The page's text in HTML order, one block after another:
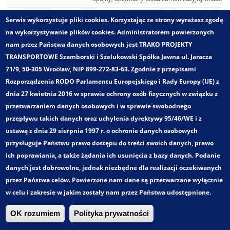
Trako. Wszystkie prawa zastrzeżone!
Serwis wykorzystuje pliki cookies. Korzystając ze strony wyrażasz zgodę
na wykorzystywanie plików cookies. Administratorem powierzonych
nam przez Państwa danych osobowych jest TRAKO PROJEKTY
TRANSPORTOWE Szamborski i Szelukowski Spółka Jawna ul. Jaracza
71/9, 50-305 Wrocław, NIP 899-272-83-63. Zgodnie z przepisami
Rozporządzenia RODO Parlamentu Europejskiego i Rady Europy (UE) z
dnia 27 kwietnia 2016 w sprawie ochrony osób fizycznych w związku z
przetwarzaniem danych osobowych i w sprawie swobodnego
przepływu takich danych oraz uchylenia dyrektywy 95/46/WE i z
ustawą z dnia 29 sierpnia 1997 r. o ochronie danych osobowych
przysługuje Państwu prawo dostępu do treści swoich danych, prawo
ich poprawiania, a także żądania ich usunięcia z bazy danych. Podanie
danych jest dobrowolne, jednak niezbędne dla realizacji oczekiwanych
przez Państwa celów. Powierzone nam dane są przetwarzane wyłącznie
w celu i zakresie w jakim zostały nam przez Państwa udostępnione.
OK rozumiem Polityka prywatności